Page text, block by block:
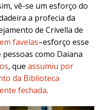
vê-se um esforço do
a profecia da
de Crivella de
favelas–esforço esse
como Daiana
, que assumiu por
da Biblioteca
fechada.